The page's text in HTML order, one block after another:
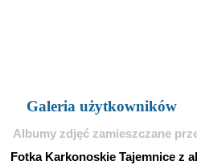
Galeria użytkowników
Albumy zdjęć zamieszczane
Fotka Karkonoskie Tajemnice z